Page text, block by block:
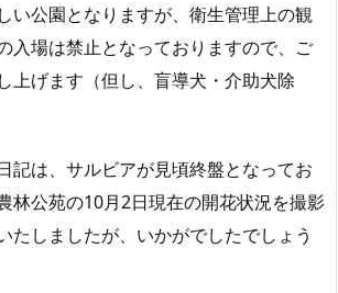
い公園となりますが、衛生管理上の観
入場は禁止となっておりますので、ご
上げます（但し、盲導犬・介助犬除
記は、サルビアが見頃終盤となってお
林公苑の10月2日現在の開花状況を撮影
たしましたが、いかがでしたでしょう